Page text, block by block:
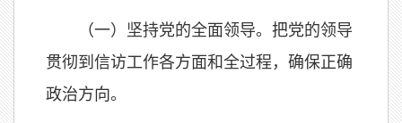
（一）坚持党的全面领导。把党的领导
贯彻到信访工作各方面和全过程，确保正确
政治方向。